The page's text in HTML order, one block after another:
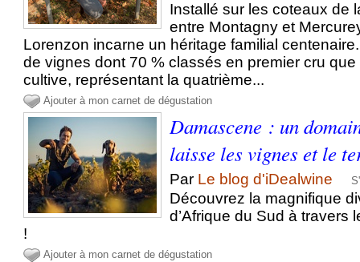
Installé sur les coteaux de
entre Montagny et
Lorenzon incarne un héritage familial
de vignes dont 70 % classés en premier cru
cultive, représentant la quatrième...
Ajouter à mon carnet de dégustation
Damascene : un
laisse les vignes et le
Par Le blog d'iDealwine
Découvrez la magnifique
d’Afrique du Sud à travers
!
Ajouter à mon carnet de dégustation